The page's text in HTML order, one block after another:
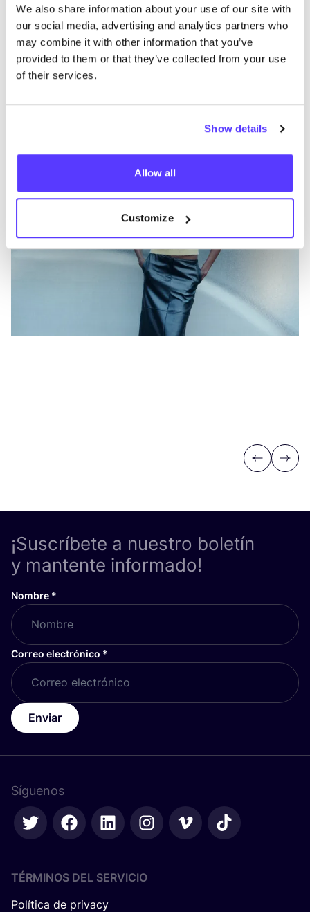
We also share information about your use of our site with
our social media, advertising and analytics partners who
may combine it with other information that you’ve
provided to them or that they’ve collected from your use
of their services.
Show details
Allow all
Customize
Otras marcas
SAMSØE SAMSØE
Previous
Next
¡Suscríbete a nuestro boletín
y mantente informado!
Nombre *
Correo electrónico *
Enviar
Síguenos
TÉRMINOS DEL SERVICIO
Política de privacy